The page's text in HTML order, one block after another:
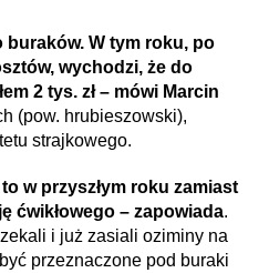
buraków. W tym roku, po
wychodzi, że do
2 tys. zł – mówi Marcin
(pow. hrubieszowski),
strajkowego.
w przyszłym roku zamiast
ćwikłowego – zapowiada.
i już zasiali oziminy na
przeznaczone pod buraki